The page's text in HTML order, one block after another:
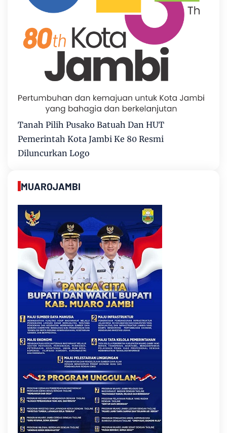
Tanah Pilih Pusako Batuah Dan HUT
Pemerintah Kota Jambi Ke 80 Resmi
Diluncurkan Logo
MUAROJAMBI